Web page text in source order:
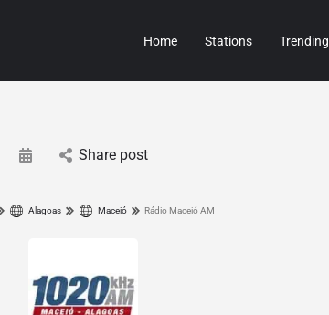
Home Stations Trending
Share post
Alagoas Maceió Rádio Maceió AM